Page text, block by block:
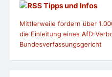
Tipps und Infos
Mittlerweile fordern über
die Einleitung eines AfD-
Bundesverfassungsgericht